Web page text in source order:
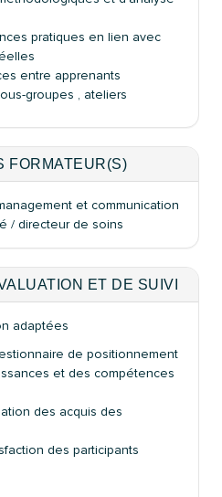
pratiques en lien avec
entre apprenants
groupes , ateliers
FORMATEUR(S)
et communication
/ directeur de soins
ET DE SUIVI
adaptées
de positionnement
et des compétences
des acquis des
des participants